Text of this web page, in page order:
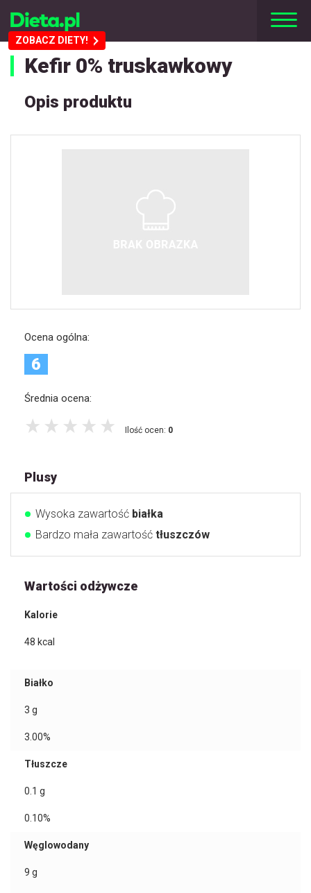
ZOBACZ DIETY!
Kefir 0% truskawkowy
Opis produktu
Ocena ogólna:
6
Średnia ocena:
Ilość ocen: 0
Plusy
Wysoka zawartość białka
Bardzo mała zawartość tłuszczów
Wartości odżywcze
Kalorie
48 kcal
Białko
3 g
3.00%
Tłuszcze
0.1 g
0.10%
Węglowodany
9 g